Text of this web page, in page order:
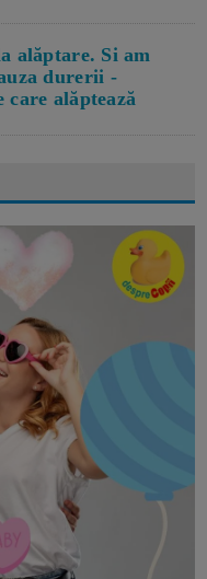
alăptare. Si am
durerii -
care alăptează